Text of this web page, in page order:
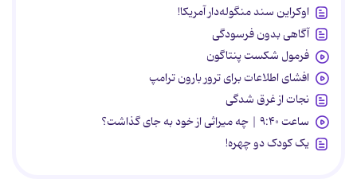
اوکراین سند منگوله‌دار آمریکا!
آگاهی بدون فرسودگی
فرمول شکست پنتاگون
افشای اطلاعات برای ترور بارون ترامپ
نجات از غرق شدگی
ساعت ۹:۴۰ | چه میراثی از خود به جای گذاشت؟
یک کودک دو چهره!